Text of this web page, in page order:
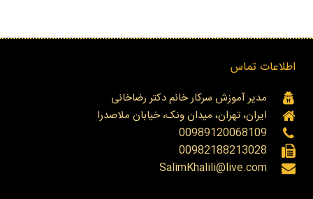
اطلاعات تماس
مدیر آموزش سرکار خانم دکتر رضاخانی
ایران، تهران، میدان ونک، خیابان ملاصدرا
00989120068109
00982188213028
SalimKhalili@live.com